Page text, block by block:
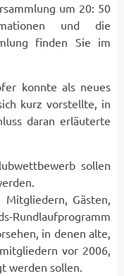
um 20: 50
und die
finden Sie im
konnte als neues
kurz vorstellte, in
daran erläuterte
sollen
Gästen,
Rundlaufprogramm
in denen alte,
vor 2006,
werden sollen.